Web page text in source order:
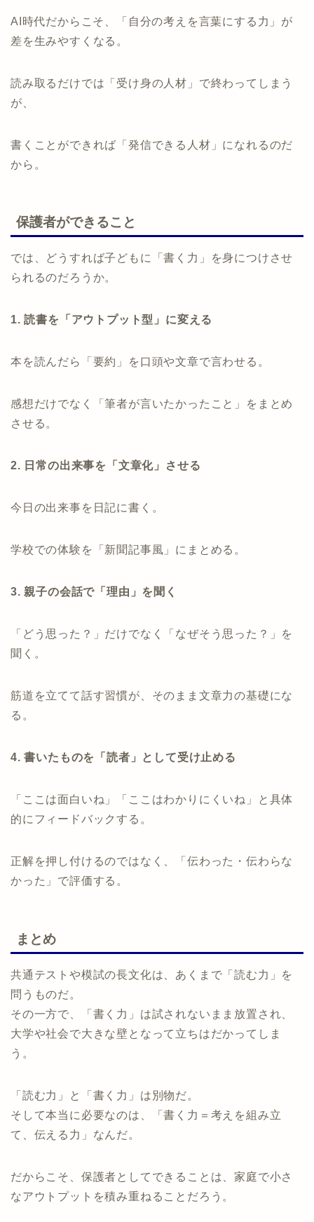
AI時代だからこそ、「自分の考えを言葉にする力」が
差を生みやすくなる。
読み取るだけでは「受け身の人材」で終わってしまう
が、
書くことができれば「発信できる人材」になれるのだ
から。
保護者ができること
では、どうすれば子どもに「書く力」を身につけさせ
られるのだろうか。
1. 読書を「アウトプット型」に変える
本を読んだら「要約」を口頭や文章で言わせる。
感想だけでなく「筆者が言いたかったこと」をまとめ
させる。
2. 日常の出来事を「文章化」させる
今日の出来事を日記に書く。
学校での体験を「新聞記事風」にまとめる。
3. 親子の会話で「理由」を聞く
「どう思った？」だけでなく「なぜそう思った？」を
聞く。
筋道を立てて話す習慣が、そのまま文章力の基礎にな
る。
4. 書いたものを「読者」として受け止める
「ここは面白いね」「ここはわかりにくいね」と具体
的にフィードバックする。
正解を押し付けるのではなく、「伝わった・伝わらな
かった」で評価する。
まとめ
共通テストや模試の長文化は、あくまで「読む力」を
問うものだ。
その一方で、「書く力」は試されないまま放置され、
大学や社会で大きな壁となって立ちはだかってしま
う。
「読む力」と「書く力」は別物だ。
そして本当に必要なのは、「書く力＝考えを組み立
て、伝える力」なんだ。
だからこそ、保護者としてできることは、家庭で小さ
なアウトプットを積み重ねることだろう。